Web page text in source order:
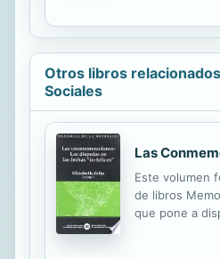
páginas web
usuarios de
decisiva en
mismos de
cierta forma
de una
conseguir
de paquetes
Otros libros
Sociales
Las
Este volumen
de libros
que pone a
desarrollado